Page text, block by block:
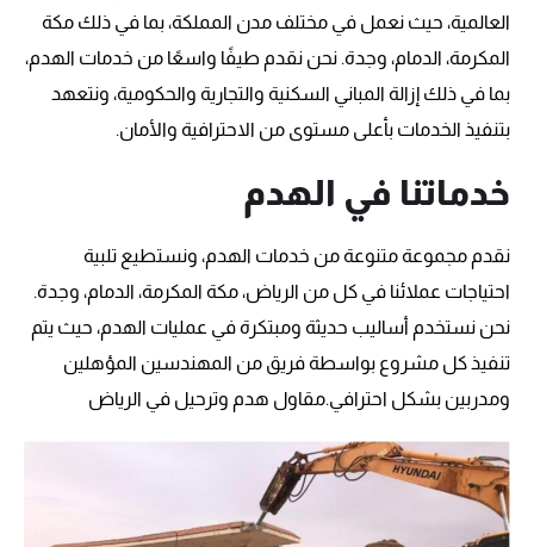
العالمية، حيث نعمل في مختلف مدن المملكة، بما في ذلك مكة
المكرمة، الدمام، وجدة. نحن نقدم طيفًا واسعًا من خدمات الهدم،
بما في ذلك إزالة المباني السكنية والتجارية والحكومية، ونتعهد
بتنفيذ الخدمات بأعلى مستوى من الاحترافية والأمان.
خدماتنا في الهدم
نقدم مجموعة متنوعة من خدمات الهدم، ونستطيع تلبية
احتياجات عملائنا في كل من الرياض، مكة المكرمة، الدمام، وجدة.
نحن نستخدم أساليب حديثة ومبتكرة في عمليات الهدم، حيث يتم
تنفيذ كل مشروع بواسطة فريق من المهندسين المؤهلين
ومدربين بشكل احترافي.مقاول هدم وترحيل في الرياض